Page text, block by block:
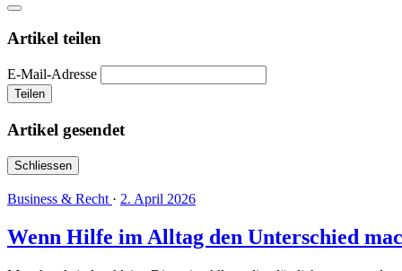
Artikel teilen
E-Mail-Adresse
Teilen
Artikel gesendet
Schliessen
Business & Recht · 2. April 2026
Wenn Hilfe im Alltag den Unterschied